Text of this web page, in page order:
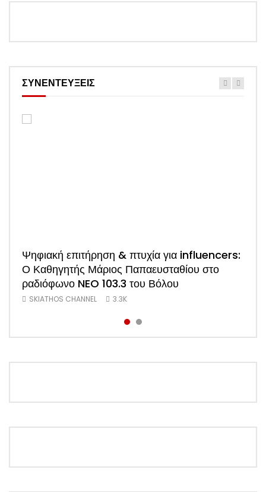
ΣΥΝΕΝΤΕΥΞΕΙΣ
Ψηφιακή επιτήρηση & πτυχία για influencers:
Ο Καθηγητής Μάριος Παπαευσταθίου στο
ραδιόφωνο NEO 103.3 του Βόλου
SKIATHOS CHANNEL 3.3K
ΑΠΟΚΛΕΙΣΤΙΚΟ: Η πρώτη συνέντευξη του
νέου Προέδρου Ξενοδόχων Σκιάθου Άκη
Τσαρούχη (Video)
SKIATHOS CHANNEL 1